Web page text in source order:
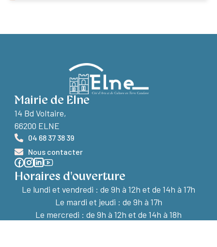
Mairie de Elne
14 Bd Voltaire,
66200 ELNE
04 68 37 38 39
Nous contacter
Horaires d'ouverture
Le lundi et vendredi : de 9h à 12h et de 14h à 17h
Le mardi et jeudi : de 9h à 17h
Le mercredi : de 9h à 12h et de 14h à 18h